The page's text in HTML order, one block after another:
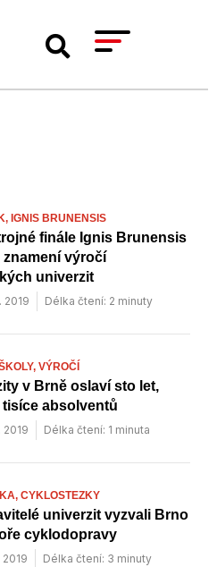
IGNIS BRUNENSIS
finále Ignis Brunensis
znamení výročí
univerzit
2019 Délka čtení: 2 minuty
VÝROČÍ
v Brně oslaví sto let,
absolventů
2019 Délka čtení: 1 minuta
CYKLOSTEZKY
univerzit vyzvali Brno
cyklodopravy
2019 Délka čtení: 3 minuty